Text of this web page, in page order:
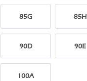
85G 85H
90D 90E
100A